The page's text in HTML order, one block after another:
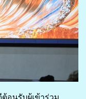
อนรับผู้เข้าร่วม